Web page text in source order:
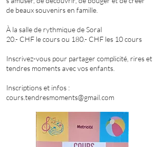
de beaux souvenirs en famille.
À la salle de rythmique de Soral
20.- CHF le cours ou 180.- CHF les 10 cours
Inscrivez-vous pour partager complicité, rires et
tendres moments avec vos enfants.
Inscriptions et infos :
cours.tendresmoments@gmail.com